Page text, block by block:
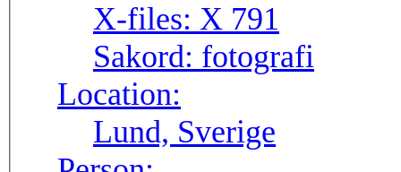
X-files: X 791
Sakord: fotografi
Location:
Lund, Sverige